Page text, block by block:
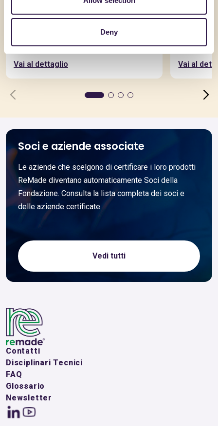
Deny
Vai al dettaglio Vai al
Soci e aziende associate
Le aziende che scelgono di certificare i loro prodotti
ReMade diventano automaticamente Soci della
Fondazione. Consulta la lista completa dei soci e
delle aziende certificate.
Vedi tutti
Contatti
Disciplinari Tecnici
FAQ
Glossario
Newsletter